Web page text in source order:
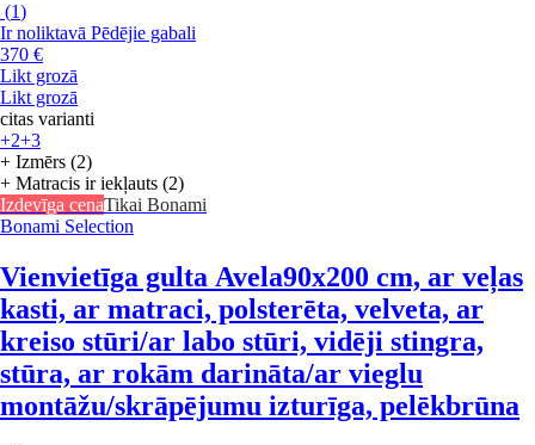
(1)
Ir noliktavā Pēdējie gabali
370 €
Likt grozā
Likt grozā
citas varianti
+2+3
+ Izmērs (2)
+ Matracis ir iekļauts (2)
Izdevīga cenaTikai Bonami
Bonami Selection
Vienvietīga gulta Avela90x200 cm, ar veļas
kasti, ar matraci, polsterēta, velveta, ar
kreiso stūri/ar labo stūri, vidēji stingra,
stūra, ar rokām darināta/ar vieglu
montāžu/skrāpējumu izturīga, pelēkbrūna